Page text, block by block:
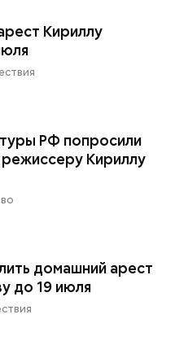
Кириллу
РФ попросили
Кириллу
домашний арест
до 19 июля